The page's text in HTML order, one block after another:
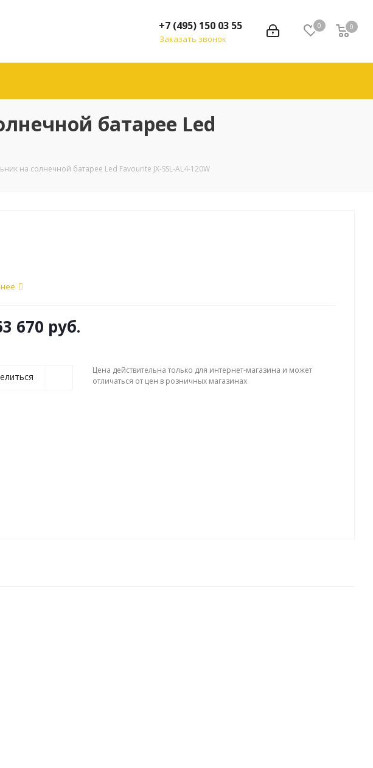
0 0
+7 (495) 150 03 55
Заказать звонок
батарее Led
на солнечной батарее Led Favourite JX-SSL-AL4-120W
670 руб.
Цена действительна только для интернет-магазина и может
отличаться от цен в розничных магазинах